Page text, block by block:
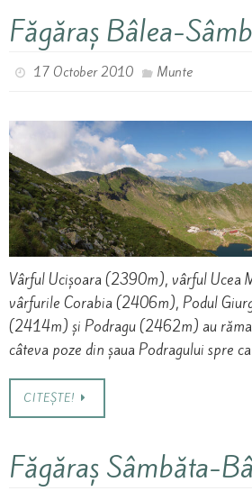
Făgăraș Bâlea-
17 October 2010 Munte
Vârful Ucișoara (2390m), vârful Ucea
vârfurile Corabia (2406m), Podul
(2414m) și Podragu (2462m) au
câteva poze din șaua Podragului spre
CITEȘTE!
Făgăraș Sâmbăta-